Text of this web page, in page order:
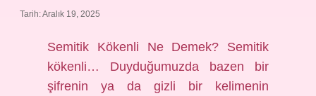
Tarih: Aralık 19, 2025
Semitik Kökenli Ne Demek? Semitik
kökenli… Duyduğumuzda bazen bir
şifrenin ya da gizli bir kelimenin